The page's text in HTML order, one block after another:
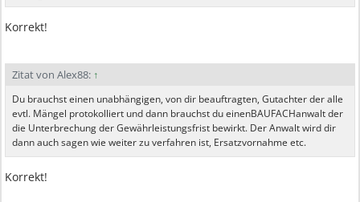
Korrekt!
Zitat von Alex88: ↑
Du brauchst einen unabhängigen, von dir beauftragten, Gutachter der alle
evtl. Mängel protokolliert und dann brauchst du einenBAUFACHanwalt der
die Unterbrechung der Gewährleistungsfrist bewirkt. Der Anwalt wird dir
dann auch sagen wie weiter zu verfahren ist, Ersatzvornahme etc.
Korrekt!